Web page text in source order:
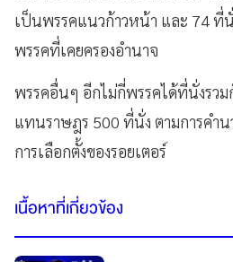
เป็นพรรคแนวก้าวหน้า และ 74 ที่
พรรคที่เคยครองอำนาจ
พรรคอื่นๆ อีกไม่กี่พรรคได้ที่นั่งรว
แทนราษฎร 500 ที่นั่ง ตามการคำ
การเลือกตั้งของรอยเตอร์
เนื้อหาที่เกี่ยวข้อง